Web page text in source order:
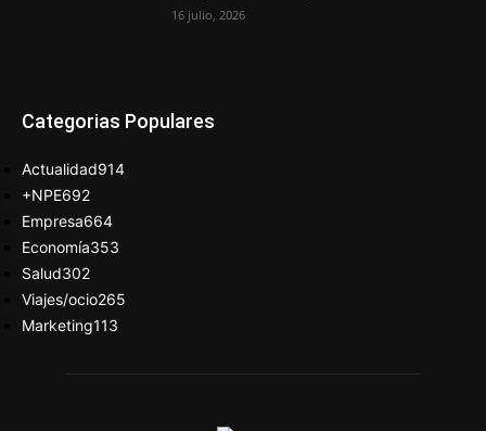
16 julio, 2026
Categorias Populares
Actualidad914
+NPE692
Empresa664
Economía353
Salud302
Viajes/ocio265
Marketing113